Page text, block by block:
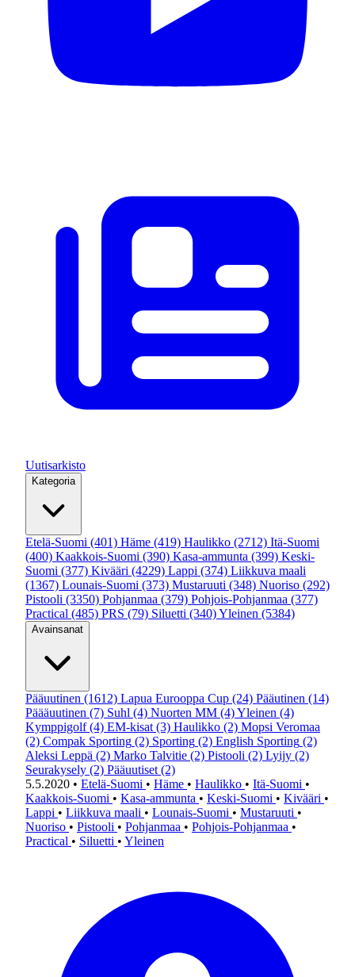
Uutisarkisto
Kategoria
Etelä-Suomi (401) Häme (419) Haulikko (2712) Itä-Suomi
(400) Kaakkois-Suomi (390) Kasa-ammunta (399) Keski-
Suomi (377) Kivääri (4229) Lappi (374) Liikkuva maali
(1367) Lounais-Suomi (373) Mustaruuti (348) Nuoriso (292)
Pistooli (3350) Pohjanmaa (379) Pohjois-Pohjanmaa (377)
Practical (485) PRS (79) Siluetti (340)Yleinen (5384)
Avainsanat
Pääuutinen (1612) Lapua Eurooppa Cup (24) Pääutinen (14)
Päääuutinen (7) Suhl (4) Nuorten MM (4)Yleinen (4)
Kymppigolf (4) EM-kisat (3) Haulikko (2) Mopsi Veromaa
(2) Compak Sporting (2) Sporting (2) English Sporting (2)
Aleksi Leppä (2) Marko Talvitie (2) Pistooli (2) Lyijy (2)
Seurakysely (2) Pääuutiset (2)
5.5.2020 • Etelä-Suomi • Häme • Haulikko • Itä-Suomi •
Kaakkois-Suomi • Kasa-ammunta • Keski-Suomi • Kivääri •
Lappi • Liikkuva maali • Lounais-Suomi • Mustaruuti •
Nuoriso • Pistooli • Pohjanmaa • Pohjois-Pohjanmaa •
Practical • Siluetti • Yleinen